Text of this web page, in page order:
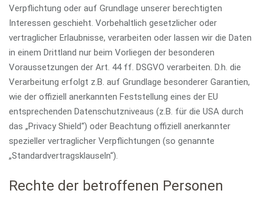
Verpflichtung oder auf Grundlage unserer berechtigten
Interessen geschieht. Vorbehaltlich gesetzlicher oder
vertraglicher Erlaubnisse, verarbeiten oder lassen wir die Daten
in einem Drittland nur beim Vorliegen der besonderen
Voraussetzungen der Art. 44 ff. DSGVO verarbeiten. D.h. die
Verarbeitung erfolgt z.B. auf Grundlage besonderer Garantien,
wie der offiziell anerkannten Feststellung eines der EU
entsprechenden Datenschutzniveaus (z.B. für die USA durch
das „Privacy Shield“) oder Beachtung offiziell anerkannter
spezieller vertraglicher Verpflichtungen (so genannte
„Standardvertragsklauseln“).
Rechte der betroffenen Personen